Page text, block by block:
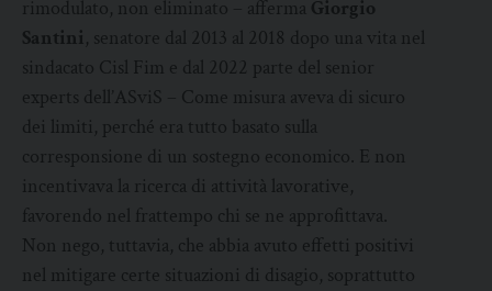
rimodulato, non eliminato – afferma Giorgio
Santini, senatore dal 2013 al 2018 dopo una vita nel
sindacato Cisl Fim e dal 2022 parte del senior
experts dell’ASviS – Come misura aveva di sicuro
dei limiti, perché era tutto basato sulla
corresponsione di un sostegno economico. E non
incentivava la ricerca di attività lavorative,
favorendo nel frattempo chi se ne approfittava.
Non nego, tuttavia, che abbia avuto effetti positivi
nel mitigare certe situazioni di disagio, soprattutto